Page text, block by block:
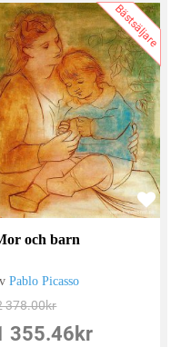
Bästsäljare
och barn
Pablo Picasso
378.00kr
355.46kr